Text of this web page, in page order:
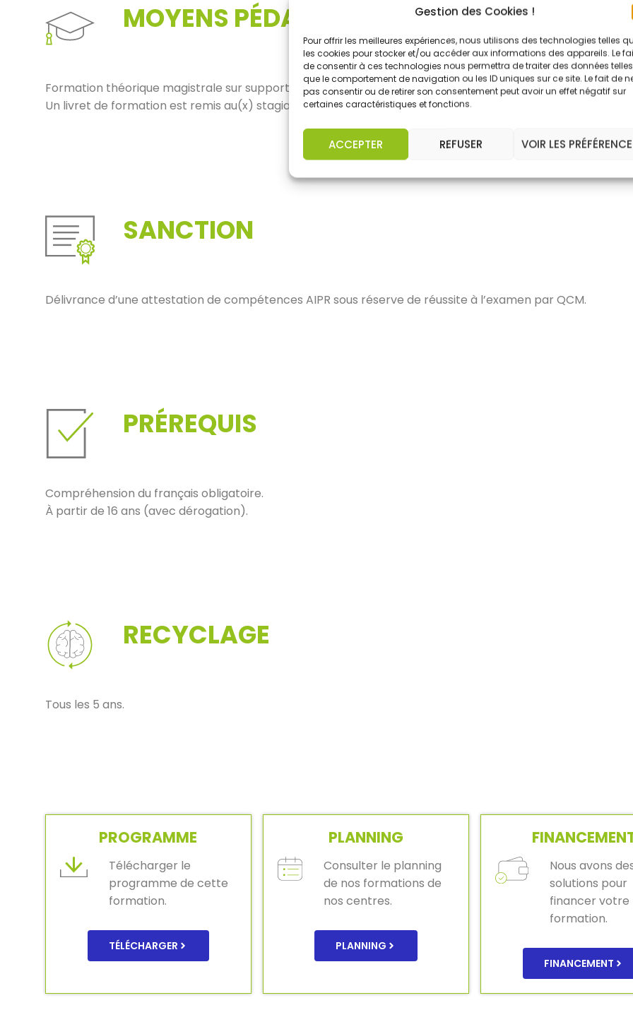
Gestion des Cookies !
Pour offrir les meilleures expériences, nous utilisons des technologies telles
les cookies pour stocker et/ou accéder aux informations des appareils. Le
de consentir à ces technologies nous permettra de traiter des données telles
que le comportement de navigation ou les ID uniques sur ce site. Le fait de
pas consentir ou de retirer son consentement peut avoir un effet négatif sur
certaines caractéristiques et fonctions.
ACCEPTER REFUSER VOIR LES
MOYENS PÉDAGOGIQUES
Formation théorique magistrale sur supports pédagogiques (support PowerPoint PILOCAP).
Un livret de formation est remis au(x) stagiaire(s).
SANCTION
Délivrance d’une attestation de compétences AIPR sous réserve de réussite à l’examen par QCM.
PRÉREQUIS
Compréhension du français obligatoire.
À partir de 16 ans (avec dérogation).
RECYCLAGE
Tous les 5 ans.
PROGRAMME
Télécharger le
programme de cette
formation.
TÉLÉCHARGER
PLANNING
Consulter le planning
de nos formations de
nos centres.
PLANNING
Nous avons
solutions pour
financer votre
formation.
FINANCEMENT